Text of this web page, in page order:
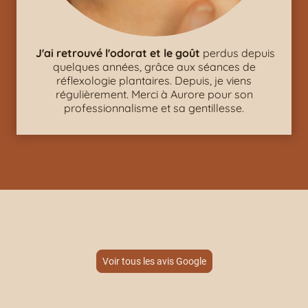
J'ai retrouvé l'odorat et le goût perdus depuis
quelques années, grâce aux séances de
réflexologie plantaires. Depuis, je viens
régulièrement. Merci à Aurore pour son
professionnalisme et sa gentillesse.
Voir tous les avis Google